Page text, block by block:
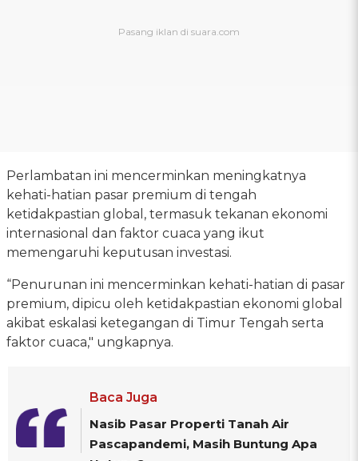
Perlambatan ini mencerminkan meningkatnya
kehati-hatian pasar premium di tengah
ketidakpastian global, termasuk tekanan ekonomi
internasional dan faktor cuaca yang ikut
memengaruhi keputusan investasi.
“Penurunan ini mencerminkan kehati-hatian di pasar
premium, dipicu oleh ketidakpastian ekonomi global
akibat eskalasi ketegangan di Timur Tengah serta
faktor cuaca," ungkapnya.
Baca Juga
Nasib Pasar Properti Tanah Air
Pascapandemi, Masih Buntung Apa